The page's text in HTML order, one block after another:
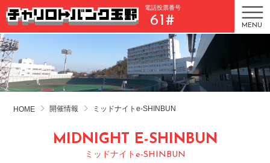
電話投票番号
61# MENU
HOME 開催情報 ミッドナイトe-SHINBUN
MIDNIGHT E-SHINBUN
ミッドナイトe-SHINBUN